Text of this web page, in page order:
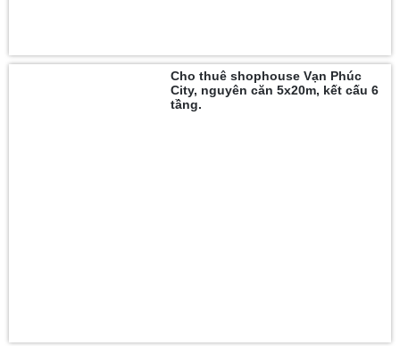
Cho thuê shophouse Vạn Phúc
City, nguyên căn 5x20m, kết cấu 6
tầng.